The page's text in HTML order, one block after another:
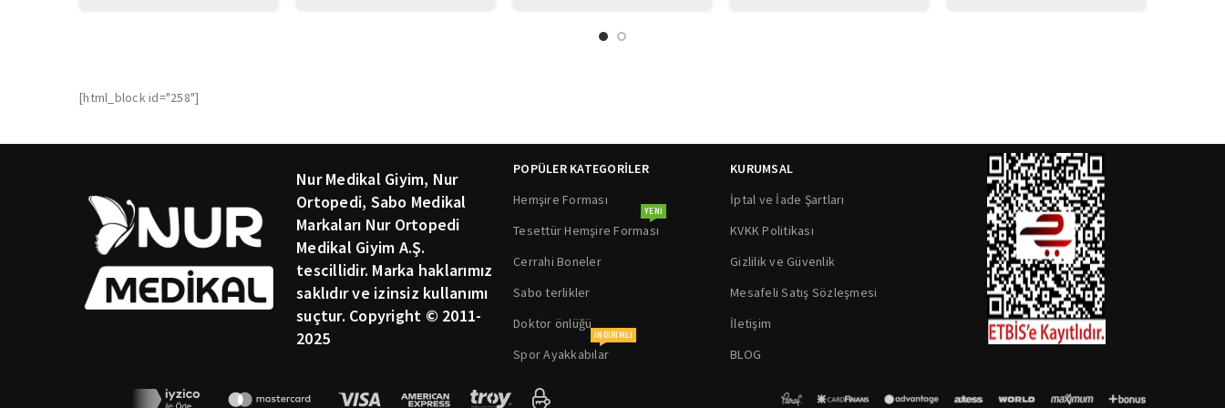
[html_block id="258"]
Nur Medikal Giyim, Nur
Ortopedi, Sabo Medikal
Markaları Nur Ortopedi
Medikal Giyim A.Ş.
tescillidir. Marka haklarımız
saklıdır ve izinsiz kullanımı
suçtur. Copyright © 2011-
2025
POPÜLER KATEGORİLER
Hemşire Forması
Tesettür Hemşire Forması
YENI
Cerrahi Boneler
Sabo terlikler
Doktor önlüğü
Spor Ayakkabılar
INDIRIMLI
KURUMSAL
İptal ve İade Şartları
KVKK Politikası
Gizlilik ve Güvenlik
Mesafeli Satış Sözleşmesi
İletişim
BLOG